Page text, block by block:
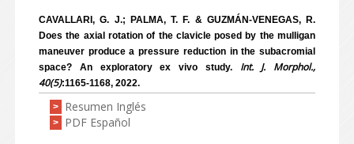
CAVALLARI, G. J.; PALMA, T. F. & GUZMÁN-VENEGAS, R.
Does the axial rotation of the clavicle posed by the mulligan
maneuver produce a pressure reduction in the subacromial
space? An exploratory ex vivo study.
Int. J. Morphol.,
40(5):1165-1168, 2022.
> Resumen Inglés
> PDF Español